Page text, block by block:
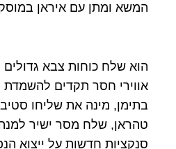
המשא ומתן עם איראן
הוא שלח כוחות צבא
אווירי חסר תקדים להשמדת
בתימן, מינה את שליחו
טהראן, שלח מסר ישיר
סנקציות חדשות על ייצוא